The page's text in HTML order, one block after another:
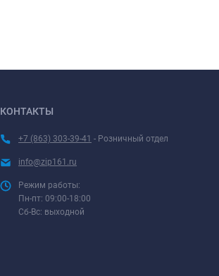
КОНТАКТЫ
+7 (863) 303-39-41 - Розничный отдел
info@zip161.ru
Режим работы:
Пн-пт: 09:00-18:00
Сб-Вс: выходной